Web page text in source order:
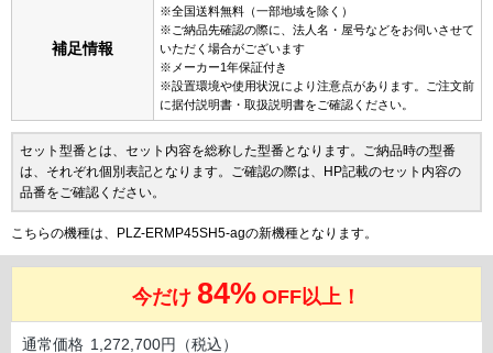
補足情報
※全国送料無料（一部地域を除く）
※ご納品先確認の際に、法人名・屋号などをお伺いさせて
いただく場合がございます
※メーカー1年保証付き
※設置環境や使用状況により注意点があります。ご注文前
に据付説明書・取扱説明書をご確認ください。
セット型番とは、セット内容を総称した型番となります。ご納品時の型番
は、それぞれ個別表記となります。ご確認の際は、HP記載のセット内容の
品番をご確認ください。
こちらの機種は、PLZ-ERMP45SH5-agの新機種となります。
今だけ 84% OFF以上！
通常価格 1,272,700円（税込）